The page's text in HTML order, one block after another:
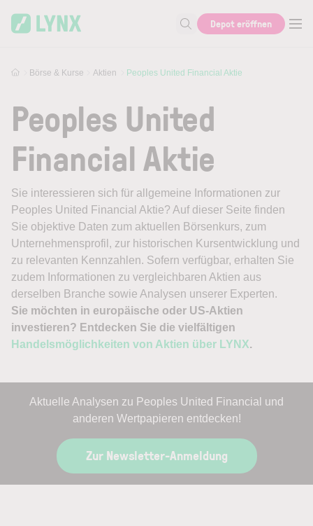
Suche nach Aktie, Autor...
Depot eröffnen
Börse & Kurse Aktien Peoples United Financial Aktie
Peoples United
Financial Aktie
Sie interessieren sich für allgemeine Informationen zur
Peoples United Financial Aktie? Auf dieser Seite finden
Sie objektive Daten zum aktuellen Börsenkurs, zum
Unternehmensprofil, zur historischen Kursentwicklung und
zu relevanten Kennzahlen. Sofern verfügbar, erhalten Sie
zudem Informationen zu vergleichbaren Aktien aus
derselben Branche sowie Analysen unserer Experten.
Sie möchten in europäische oder US-Aktien
investieren? Entdecken Sie die vielfältigen
Handelsmöglichkeiten von Aktien über LYNX.
Aktuelle Analysen zu Peoples United Financial und
anderen Wertpapieren entdecken!
Zur Newsletter-Anmeldung